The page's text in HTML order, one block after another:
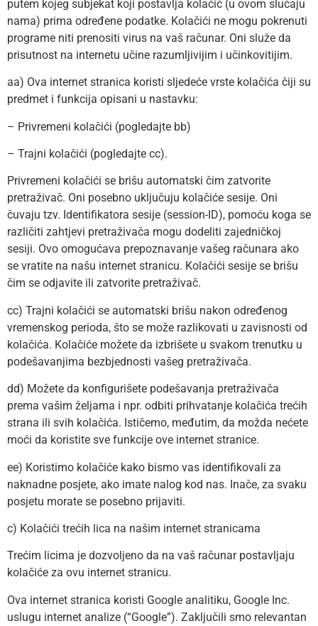
putem kojeg subjekat koji postavlja kolačić (u ovom slučaju
nama) prima određene podatke. Kolačići ne mogu pokrenuti
programe niti prenositi virus na vaš računar. Oni služe da
prisutnost na internetu učine razumljivijim i učinkovitijim.
aa) Ova internet stranica koristi sljedeće vrste kolačića čiji su
predmet i funkcija opisani u nastavku:
– Privremeni kolačići (pogledajte bb)
– Trajni kolačići (pogledajte cc).
Privremeni kolačići se brišu automatski čim zatvorite
pretraživač. Oni posebno uključuju kolačiće sesije. Oni
čuvaju tzv. Identifikatora sesije (session-ID), pomoću koga se
različiti zahtjevi pretraživača mogu dodeliti zajedničkoj
sesiji. Ovo omogućava prepoznavanje vašeg računara ako
se vratite na našu internet stranicu. Kolačići sesije se brišu
čim se odjavite ili zatvorite pretraživač.
cc) Trajni kolačići se automatski brišu nakon određenog
vremenskog perioda, što se može razlikovati u zavisnosti od
kolačića. Kolačiće možete da izbrišete u svakom trenutku u
podešavanjima bezbjednosti vašeg pretraživača.
dd) Možete da konfigurišete podešavanja pretraživača
prema vašim željama i npr. odbiti prihvatanje kolačića trećih
strana ili svih kolačića. Ističemo, međutim, da možda nećete
moći da koristite sve funkcije ove internet stranice.
ee) Koristimo kolačiće kako bismo vas identifikovali za
naknadne posjete, ako imate nalog kod nas. Inače, za svaku
posjetu morate se posebno prijaviti.
c) Kolačići trećih lica na našim internet stranicama
Trećim licima je dozvoljeno da na vaš računar postavljaju
kolačiće za ovu internet stranicu.
Ova internet stranica koristi Google analitiku, Google Inc.
uslugu internet analize (“Google”). Zaključili smo relevantan